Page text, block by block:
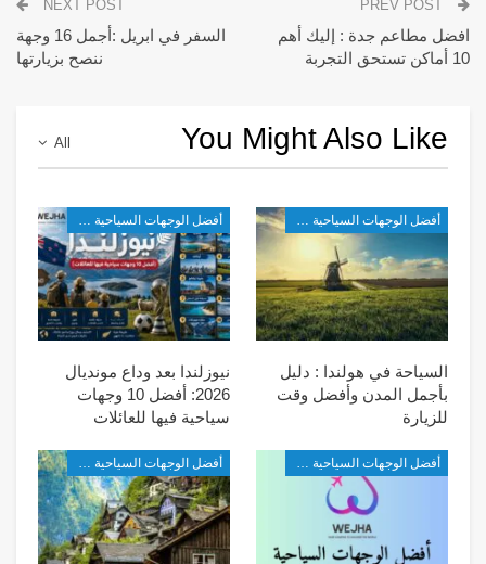
افضل مطاعم جدة : إليك أهم
10 أماكن تستحق التجربة
NEXT POST
السفر في ابريل :أجمل 16 وجهة
ننصح بزيارتها
All You Might Also Like
السياحة في هولندا : دليل
بأجمل المدن وأفضل وقت
للزيارة
نيوزلندا بعد وداع مونديال
2026: أفضل 10 وجهات
سياحية فيها للعائلات
أفضل الوجهات السياحية في أوروبا أفضل الوجهات السياحية في أوروبا